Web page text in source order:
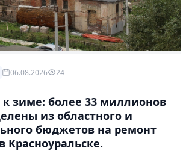
06.08.2026 24
к зиме: более 33 миллионов
из областного и
бюджетов на ремонт
Красноуральске.